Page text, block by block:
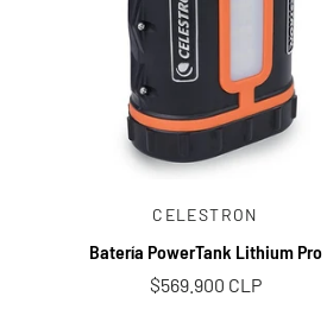
CELESTRON
Batería PowerTank Lithium Pro
$569.900 CLP